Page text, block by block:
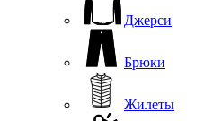
Джерси
Брюки
Жилеты